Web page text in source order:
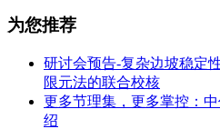
为您推荐
研讨会预告-复杂边坡稳定
限元法的联合校核
更多节理集，更多掌控：
绍